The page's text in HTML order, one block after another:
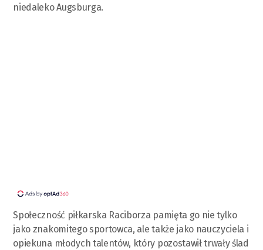
niedaleko Augsburga.
Społeczność piłkarska Raciborza pamięta go nie tylko
jako znakomitego sportowca, ale także jako nauczyciela i
opiekuna młodych talentów, który pozostawił trwały ślad